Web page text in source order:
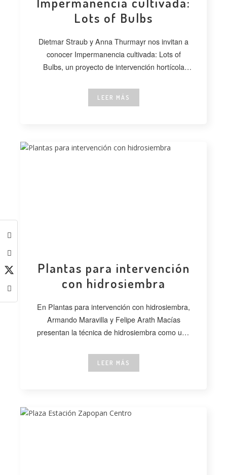
Lots of Bulbs
Dietmar Straub y Anna Thurmayr nos invitan a
conocer Impermanencia cultivada: Lots of
Bulbs, un proyecto de intervención hortícola
LEER MÁS
Plantas para intervención
con hidrosiembra
En Plantas para intervención con hidrosiembra,
Armando Maravilla y Felipe Arath Macías
presentan la técnica de hidrosiembra como una
LEER MÁS